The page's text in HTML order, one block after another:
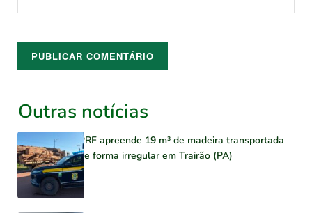
Outras notícias
PRF apreende 19 m³ de madeira transportada
de forma irregular em Trairão (PA)